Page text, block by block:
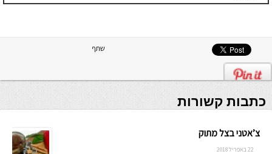
שתיקיית האב
שתף
כתבות קשורות
צ’אטני בצל מתוק
22 באפריל 2018